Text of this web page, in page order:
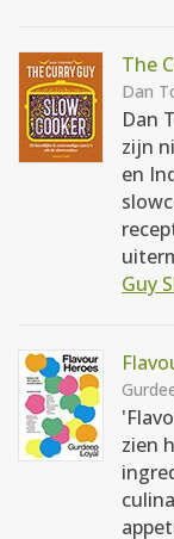
The
Dan
Dan
zijn
en
Guy
zien